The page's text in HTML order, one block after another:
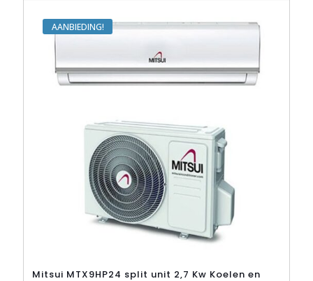
AANBIEDING
Mitsui MTX9HP24 split unit 2,7 Kw Koelen en